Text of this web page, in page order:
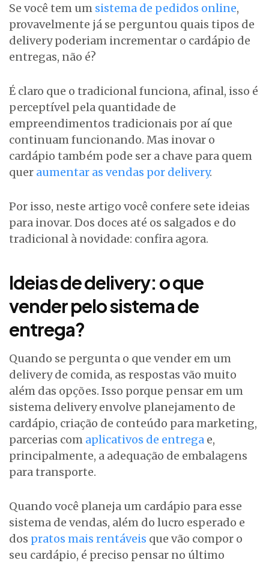
Se você tem um sistema de pedidos online,
provavelmente já se perguntou quais tipos de
delivery poderiam incrementar o cardápio de
entregas, não é?
É claro que o tradicional funciona, afinal, isso é
perceptível pela quantidade de
empreendimentos tradicionais por aí que
continuam funcionando. Mas inovar o
cardápio também pode ser a chave para quem
quer aumentar as vendas por delivery.
Por isso, neste artigo você confere sete ideias
para inovar. Dos doces até os salgados e do
tradicional à novidade: confira agora.
Ideias de delivery: o que
vender pelo sistema de
entrega?
Quando se pergunta o que vender em um
delivery de comida, as respostas vão muito
além das opções. Isso porque pensar em um
sistema delivery envolve planejamento de
cardápio, criação de conteúdo para marketing,
parcerias com aplicativos de entrega e,
principalmente, a adequação de embalagens
para transporte.
Quando você planeja um cardápio para esse
sistema de vendas, além do lucro esperado e
dos pratos mais rentáveis que vão compor o
seu cardápio, é preciso pensar no último